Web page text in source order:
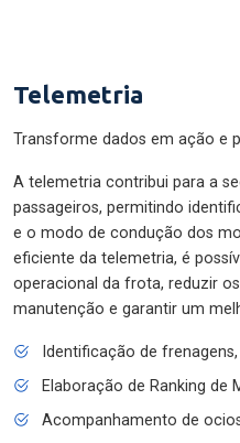
Telemetria
Transforme dados em ação e
A telemetria contribui para a
passageiros, permitindo
e o modo de condução dos
eficiente da telemetria, é
operacional da frota, reduzir
manutenção e garantir um
Identificação de
Elaboração de Ranking de
Acompanhamento de